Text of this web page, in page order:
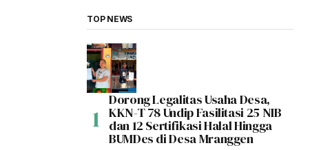
TOP NEWS
Dorong Legalitas Usaha Desa,
KKN-T 78 Undip Fasilitasi 25 NIB
dan 12 Sertifikasi Halal Hingga
BUMDes di Desa Mranggen